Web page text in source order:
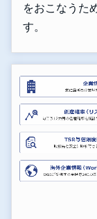
をおこなうた
す。